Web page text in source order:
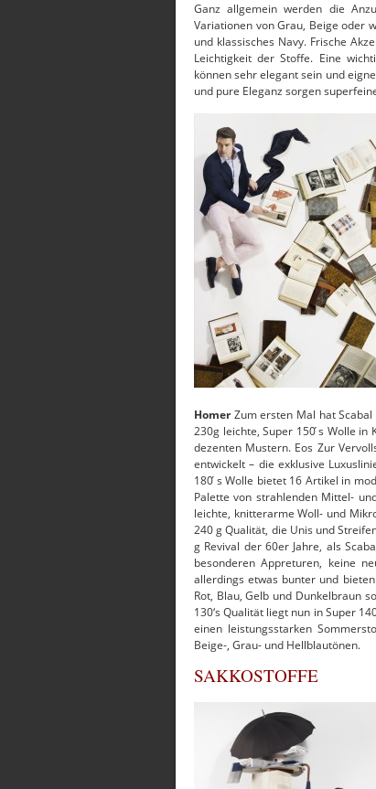
Ganz allgemein werden die
Variationen von Grau, Beige oder
und klassisches Navy. Frische
Leichtigkeit der Stoffe. Eine
können sehr elegant sein und
und pure Eleganz sorgen
HomerZum ersten Mal hat Scabal
230g leichte, Super 150 ́s Wolle in
dezenten Mustern. Eos Zur
entwickelt – die exklusive
180 ́s Wolle bietet 16 Artikel in
Palette von strahlenden Mittel-
leichte, knitterarme Woll- und
240 g Qualität, die Unis und
g Revival der 60er Jahre, als
besonderen Appreturen, keine
allerdings etwas bunter und
Rot, Blau, Gelb und Dunkelbraun
130‘s Qualität liegt nun in Super
einen leistungsstarken
Beige-, Grau- und Hellblautönen.
SAKKOSTOFFE